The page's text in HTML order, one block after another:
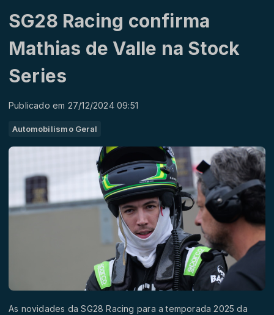
SG28 Racing confirma
Mathias de Valle na Stock
Series
Publicado em 27/12/2024 09:51
Automobilismo Geral
As novidades da SG28 Racing para a temporada 2025 da